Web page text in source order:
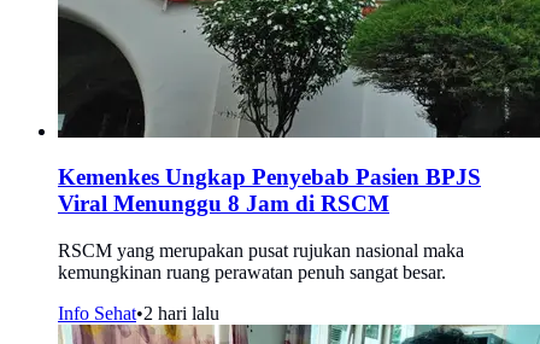
Kemenkes Ungkap Penyebab Pasien BPJS
Viral Menunggu 8 Jam di RSCM
RSCM yang merupakan pusat rujukan nasional maka
kemungkinan ruang perawatan penuh sangat besar.
Info Sehat•2 hari lalu